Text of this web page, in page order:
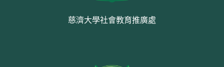
慈濟大學社會教育推廣處